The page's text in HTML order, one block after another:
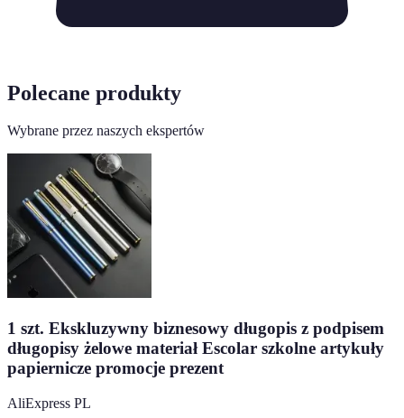
Polecane produkty
Wybrane przez naszych ekspertów
1 szt. Ekskluzywny biznesowy długopis z podpisem
długopisy żelowe materiał Escolar szkolne artykuły
papiernicze promocje prezent
AliExpress PL